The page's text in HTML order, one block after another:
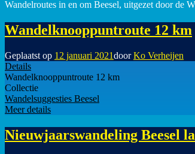
Wandelroutes in en om Beesel, uitgezet door de
Wandelknooppuntroute 12 km
Geplaatst op 12 januari 2021doorKo Verheijen
Details
Wandelknooppuntroute 12 km
Collectie
Wandelsuggesties Beesel
Meer details
Nieuwjaarswandeling Beesel